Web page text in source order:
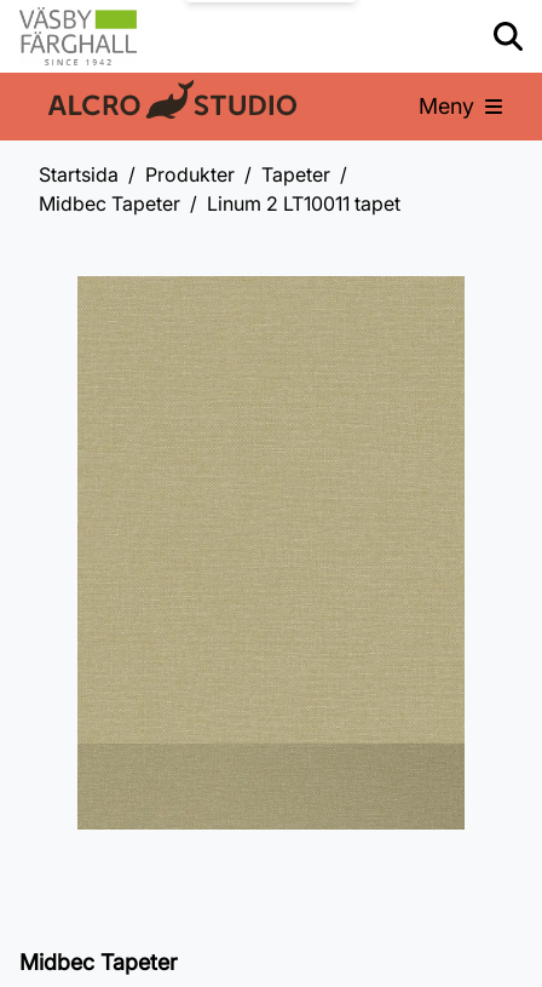
En del av: Meny
Startsida Produkter
Tapeter
Midbec Tapeter
Linum 2 LT10011 tapet
Midbec Tapeter